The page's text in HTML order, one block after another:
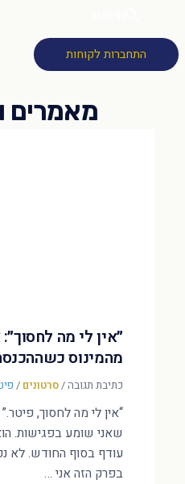
התחברות לקוחות
״אין לי מה
מהמינוס
כתיבת תגובה/סרטונים /
“אין לי מה לחסוך,
שאני שומע בפגישות.
עודף בסוף החודש. לא
בפרק הזה אני …